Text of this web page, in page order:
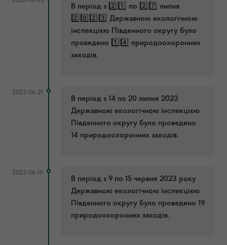
В період з 2️⃣1️⃣ по 2️⃣7️⃣ липня
2️⃣0️⃣2️⃣3️⃣ Державною екологічною
інспекцією Південного округу було
проведено 1️⃣4️⃣ природоохоронних
заходів.
2023-06-21
В період з 14 по 20 липня 2️023
Державною екологічною інспекцією
Південного округу було проведено
14 природоохоронних заходів.
2023-06-15
В період з 9 по 15 червня 2023 року
Державною екологічною інспекцією
Південного округу було проведено 19
природоохоронних заходів.